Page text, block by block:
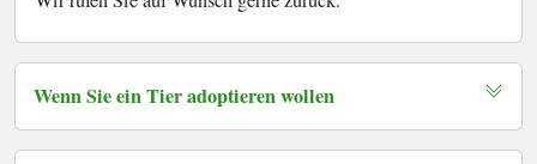
Wenn Sie ein Tier adoptieren wollen